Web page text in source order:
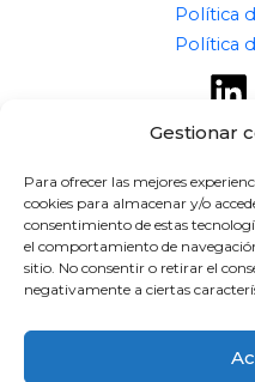
Gestionar
Para ofrecer las mejores
cookies para almacenar y/o
consentimiento de estas
el comportamiento de
sitio. No consentir o retirar el
negativamente a ciertas
Política
Política
Copyright